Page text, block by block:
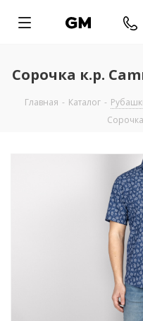
Сорочка к.р.
Главная - Каталог -